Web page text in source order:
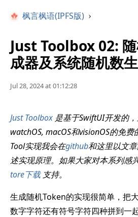
枫言枫语(IPFS版) ›
Just Toolbox 02:
成器及系统随机数
Jul 28, 2024 at 01:12:28
Just Toolbox 是基于SwiftUI开发的
watchOS, macOS和visionOS的免
Tool实现我会在github和这里以文
述实现原理。如果大家对本系列感
tore下载支持。
生成随机Token的实现很简单，把
数字字符还有符号字符四种拼到一